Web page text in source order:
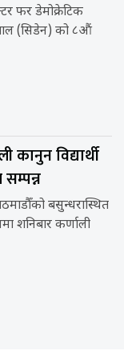
फर डेमोक्रेटिक
(सिडेन) को ८औं
विद्यार्थी
बसुन्धरास्थित
शनिबार कर्णाली